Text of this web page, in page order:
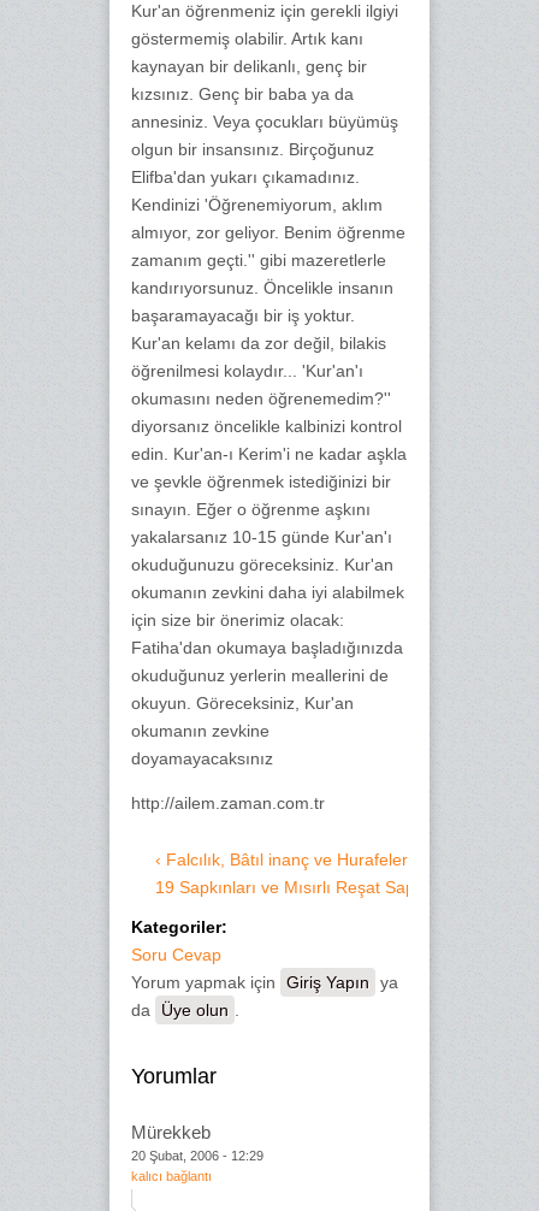
Kur'an öğrenmeniz için gerekli ilgiyi
göstermemiş olabilir. Artık kanı
kaynayan bir delikanlı, genç bir
kızsınız. Genç bir baba ya da
annesiniz. Veya çocukları büyümüş
olgun bir insansınız. Birçoğunuz
Elifba'dan yukarı çıkamadınız.
Kendinizi 'Öğrenemiyorum, aklım
almıyor, zor geliyor. Benim öğrenme
zamanım geçti.'' gibi mazeretlerle
kandırıyorsunuz. Öncelikle insanın
başaramayacağı bir iş yoktur.
Kur'an kelamı da zor değil, bilakis
öğrenilmesi kolaydır... 'Kur'an'ı
okumasını neden öğrenemedim?''
diyorsanız öncelikle kalbinizi kontrol
edin. Kur'an-ı Kerim'i ne kadar aşkla
ve şevkle öğrenmek istediğinizi bir
sınayın. Eğer o öğrenme aşkını
yakalarsanız 10-15 günde Kur'an'ı
okuduğunuzu göreceksiniz. Kur'an
okumanın zevkini daha iyi alabilmek
için size bir önerimiz olacak:
Fatiha'dan okumaya başladığınızda
okuduğunuz yerlerin meallerini de
okuyun. Göreceksiniz, Kur'an
okumanın zevkine
doyamayacaksınız
http://ailem.zaman.com.tr
‹ Falcılık, Bâtıl inanç ve Hurafeler
19 Sapkınları ve Mısırlı Reşat Sapığı... ›
Kategoriler:
Soru Cevap
Yorum yapmak için
Giriş Yapın ya
da
Üye olun
Yorumlar
Mürekkeb
20 Şubat, 2006 - 12:29
kalıcı bağlantı